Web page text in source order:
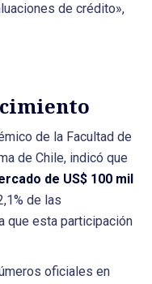
de crédito»,
de la Facultad de
de Chile, indicó que
de US$ 100 mil
de las
que esta participación
oficiales en